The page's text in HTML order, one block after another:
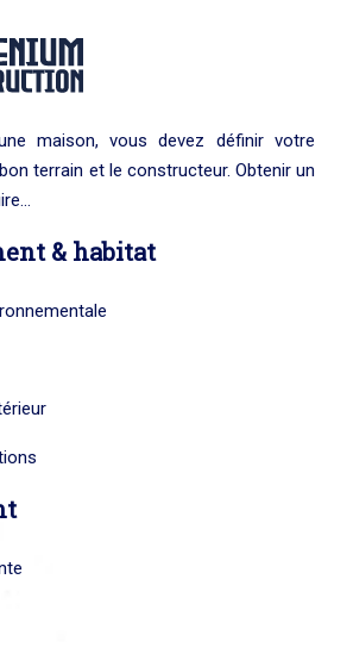
maison, vous devez définir votre
terrain et le constructeur. Obtenir un
& habitat